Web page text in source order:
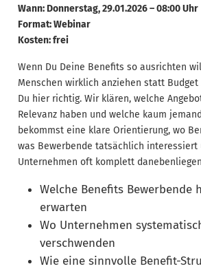
Wann: Donnerstag, 29.01.2026 – 08:00 Uhr
Format: Webinar
Kosten: frei
Wenn Du Deine Benefits so ausrichten
Menschen wirklich anziehen statt
Du hier richtig. Wir klären, welche
Relevanz haben und welche kaum
bekommst eine klare Orientierung, wo
was Bewerbende tatsächlich interessiert
Unternehmen oft komplett
Welche Benefits Bewerbende
erwarten
Wo Unternehmen
verschwenden
Wie eine sinnvolle Benefit-